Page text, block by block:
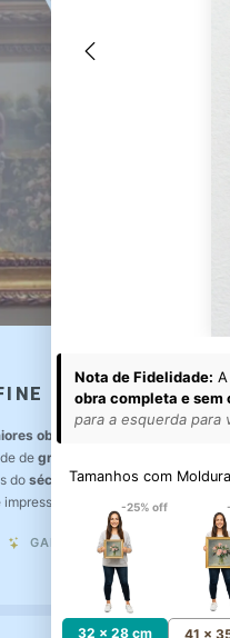
ART
obras de arte do mundo
de grandes pintores renomados
do século XIX. Produção artesanal
impressão com Pigmentação
GARANTIA ETERNA
Nota de Fidelidade:
obra completa e sem
para a esquerda para
Tamanhos com Moldura
-25% off
32 x 28 cm 41 x